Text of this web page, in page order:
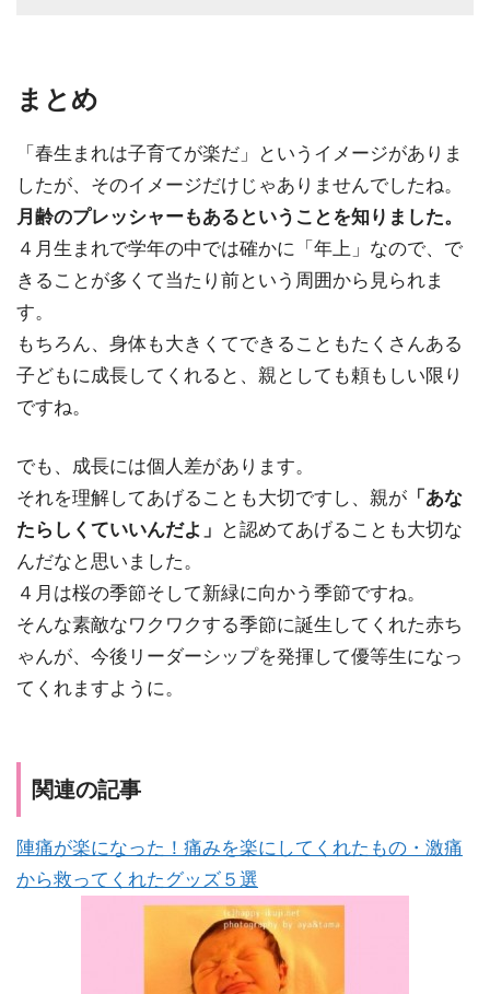
まとめ
「春生まれは子育てが楽だ」というイメージがありま
したが、そのイメージだけじゃありませんでしたね。
月齢のプレッシャーもあるということを知りました。
４月生まれで学年の中では確かに「年上」なので、で
きることが多くて当たり前という周囲から見られま
す。
もちろん、身体も大きくてできることもたくさんある
子どもに成長してくれると、親としても頼もしい限り
ですね。
でも、成長には個人差があります。
それを理解してあげることも大切ですし、親が 「あな
たらしくていいんだよ」
と認めてあげることも大切な
んだなと思いました。
４月は桜の季節そして新緑に向かう季節ですね。
そんな素敵なワクワクする季節に誕生してくれた赤ち
ゃんが、今後リーダーシップを発揮して優等生になっ
てくれますように。
関連の記事
陣痛が楽になった！痛みを楽にしてくれたもの・激痛
から救ってくれたグッズ５選